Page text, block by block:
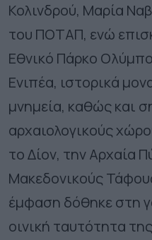
Κολινδρού, Μαρία
του ΠΟΤΑΠ, ενώ
Εθνικό Πάρκο
Ενιπέα, ιστορικά
μνημεία, καθώς και
αρχαιολογικούς
το Δίον, την Αρχαία
Μακεδονικούς
έμφαση δόθηκε στη
οινική ταυτότητα